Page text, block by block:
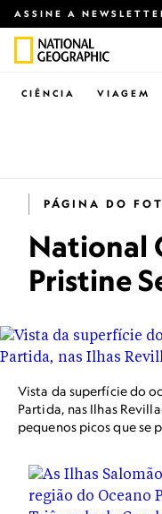
ASSINE A
CIÊNCIA VIAGEM
PÁGINA DO
National
Pristine
Vista da superfície do
Partida, nas Ilhas
pequenos picos que se
que é o lar de
do Pacífico, peixes-